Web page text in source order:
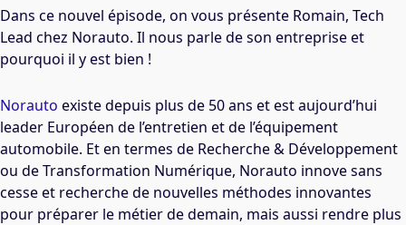
Dans ce nouvel épisode, on vous présente Romain, Tech
Lead chez Norauto. Il nous parle de son entreprise et
pourquoi il y est bien !
Norauto existe depuis plus de 50 ans et est aujourd’hui
leader Européen de l’entretien et de l’équipement
automobile. Et en termes de Recherche & Développement
ou de Transformation Numérique, Norauto innove sans
cesse et recherche de nouvelles méthodes innovantes
pour préparer le métier de demain, mais aussi rendre plus